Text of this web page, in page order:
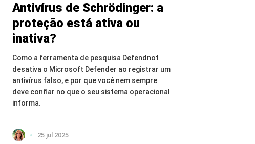
Antivírus de Schrödinger: a
proteção está ativa ou
inativa?
Como a ferramenta de pesquisa Defendnot
desativa o Microsoft Defender ao registrar um
antivírus falso, e por que você nem sempre
deve confiar no que o seu sistema operacional
informa.
25 jul 2025